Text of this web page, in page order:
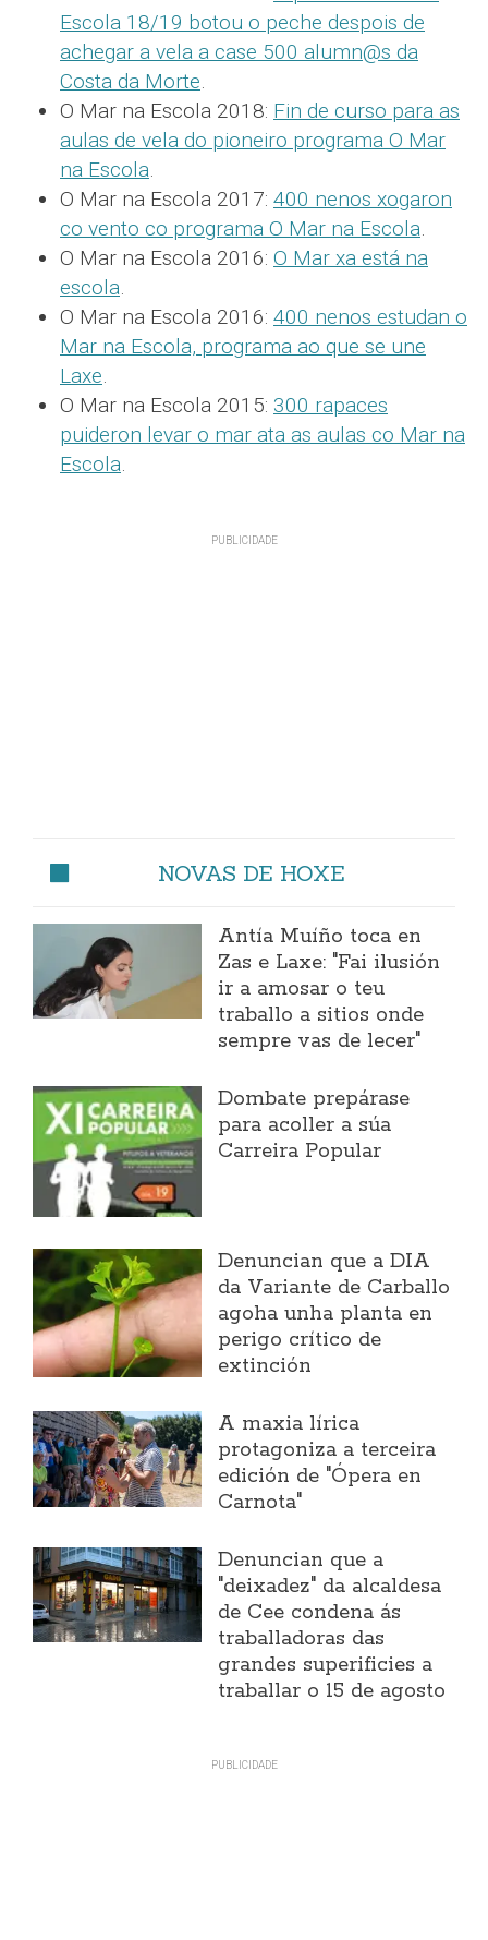
Escola 18/19 botou o peche despois de
achegar a vela a case 500 alumn@s da
Costa da Morte.
O Mar na Escola 2018: Fin de curso para as
aulas de vela do pioneiro programa O Mar
na Escola.
O Mar na Escola 2017: 400 nenos xogaron
co vento co programa O Mar na Escola.
O Mar na Escola 2016: O Mar xa está na
escola.
O Mar na Escola 2016: 400 nenos estudan o
Mar na Escola, programa ao que se une
Laxe.
O Mar na Escola 2015: 300 rapaces
puideron levar o mar ata as aulas co Mar na
Escola.
NOVAS DE HOXE
Antía Muíño toca en
Zas e Laxe: "Fai ilusión
ir a amosar o teu
traballo a sitios onde
sempre vas de lecer"
Dombate prepárase
para acoller a súa
Carreira Popular
Denuncian que a DIA
da Variante de Carballo
agoha unha planta en
perigo crítico de
extinción
A maxia lírica
protagoniza a terceira
edición de "Ópera en
Carnota"
Denuncian que a
"deixadez" da alcaldesa
de Cee condena ás
traballadoras das
grandes superificies a
traballar o 15 de agosto